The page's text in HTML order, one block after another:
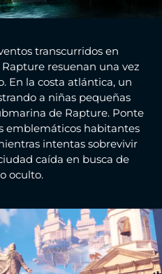
transcurridos en
resuenan una vez
En la costa atlántica, un
a niñas pequeñas
de Rapture. Ponte
emblemáticos habitantes
intentas sobrevivir
caída en busca de
oculto.